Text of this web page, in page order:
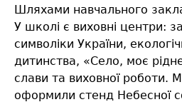
Шляхами навчального
У школі є виховні центри:
символіки України,
дитинства, «Село, моє
слави та виховної роботи.
оформили стенд Небесної